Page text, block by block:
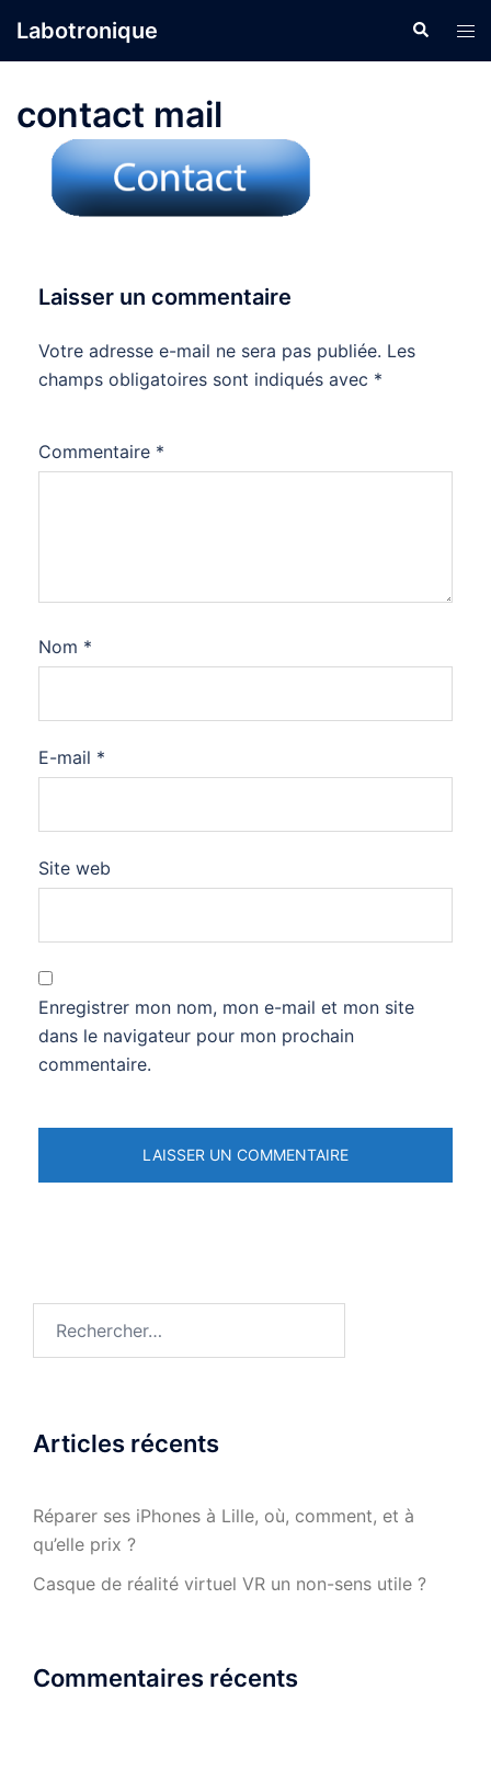
auLabotronique
le
contact mail
Laisser un commentaire
Votre adresse e-mail ne sera pas publiée. Les
champs obligatoires sont indiqués avec *
Commentaire *
Nom *
E-mail *
Site web
Enregistrer mon nom, mon e-mail et mon site
dans le navigateur pour mon prochain
commentaire.
Articles récents
Réparer ses iPhones à Lille, où, comment, et à
qu’elle prix ?
Casque de réalité virtuel VR un non-sens utile ?
Commentaires récents